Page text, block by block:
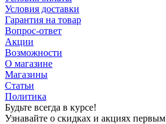
Условия доставки
Гарантия на товар
Вопрос-ответ
Акции
Возможности
О магазине
Магазины
Статьи
Политика
Будьте всегда в курсе!
Узнавайте о скидках и акциях первым